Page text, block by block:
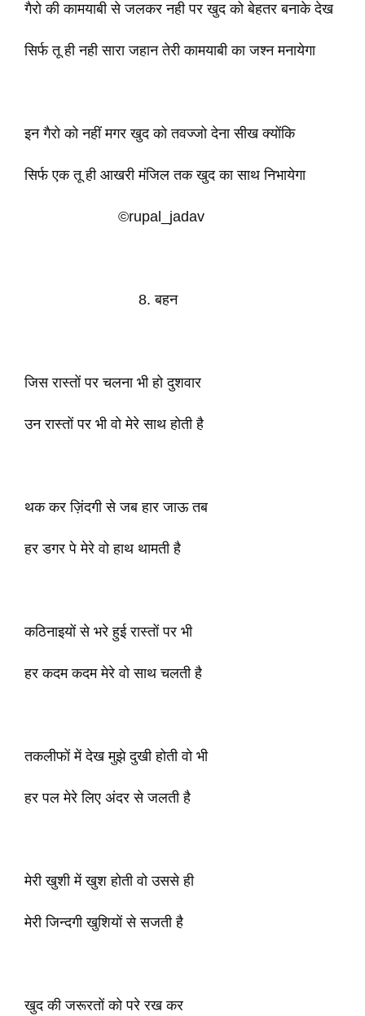
गैरो की कामयाबी से जलकर नही पर खुद को बेहतर बनाके देख
सिर्फ तू ही नही सारा जहान तेरी कामयाबी का जश्न मनायेगा
इन गैरो को नहीं मगर खुद को तवज्जो देना सीख क्योंकि
सिर्फ एक तू ही आखरी मंजिल तक खुद का साथ निभायेगा
©rupal_jadav
8. बहन
जिस रास्तों पर चलना भी हो दुशवार
उन रास्तों पर भी वो मेरे साथ होती है
थक कर ज़िंदगी से जब हार जाऊ तब
हर डगर पे मेरे वो हाथ थामती है
कठिनाइयों से भरे हुई रास्तों पर भी
हर कदम कदम मेरे वो साथ चलती है
तकलीफों में देख मुझे दुखी होती वो भी
हर पल मेरे लिए अंदर से जलती है
मेरी खुशी में खुश होती वो उससे ही
मेरी जिन्दगी खुशियों से सजती है
खुद की जरूरतों को परे रख कर